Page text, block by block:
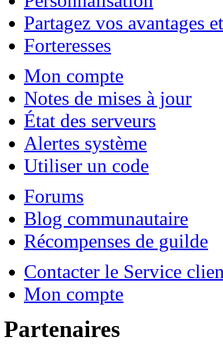
Partagez vos avantages
Forteresses
Mon compte
Notes de mises à jour
État des serveurs
Alertes système
Utiliser un code
Forums
Blog communautaire
Récompenses de guilde
Contacter le Service
Mon compte
Partenaires